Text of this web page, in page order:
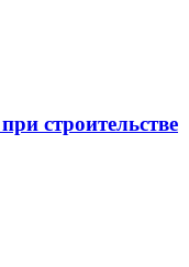
строительстве